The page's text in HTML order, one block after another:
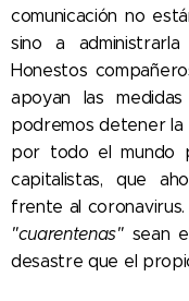
comunicación no
sino a
Honestos
apoyan las
podremos detener la
por todo el mundo
capitalistas, que
frente al
"cuarentenas"sean
desastre que el